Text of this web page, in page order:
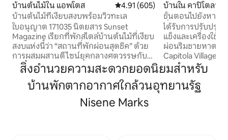
บ้านต้นไม้ใน แอพโตส คะแนนเฉลี่ย 4.91 จาก 5, 605 รีวิว
4.91 (605)
บ้านต้นไม้ที่เงียบสงบพร้อมวิวทะเล
ใบอนุญาต 171035 นิตยสาร Sunset
Magazine เรียกที่พักสไตล์บ้านต้นไม้ที่เงียบ
สงบแห่งนี้ว่า “สถานที่พักผ่อนสุดชิค” ด้วย
การผสมผสานดีไซน์ยุคกลางศตวรรษกับ
วัสดุธรรมชาติ เช่น ไม้และหิน ให้ความรู้สึก
สงบและเป็นสถานที่พักผ่อนอันเงียบสงบ
แสงสว่างส่องผ่านบานหน้าต่างสูงจากพื้น
ประตูที่ได้รับแรงบันดาลใจจากสไตล์ญี่ปุ่น
บ้านใน คาปิโตลา
ขั้นตอนไปยังหาดค
ที่ชาร์จรถยนต์♦ไฟ
ได้รับการปรับปรุง
แข็งและเครื่องใช้ไ
ผ่อนริมชายหาดครั้
Capitola Village
อาหารและแหล่งช้
แสนสวยนี้มีระเบีย
และรองรับได้สูงสุด 6 คน ที่ชาร์จ
ในโรงจอดรถ สิ่งอำนวยความสะดวก: * เช็
สิ่งอำนวยความสะดวกยอดนิยมสำหรับ
บ้านพักตากอากาศใกล้วนอุทยานรัฐ
Nisene Marks